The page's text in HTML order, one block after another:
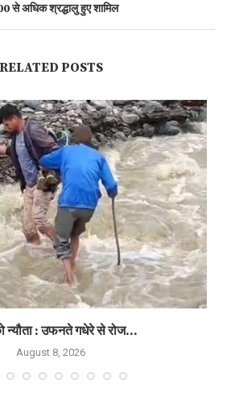
से अधिक श्रद्धालु हुए शामिल
RELATED POSTS
न्यौता : उफनते गधेरे से रोज...
August 8, 2026